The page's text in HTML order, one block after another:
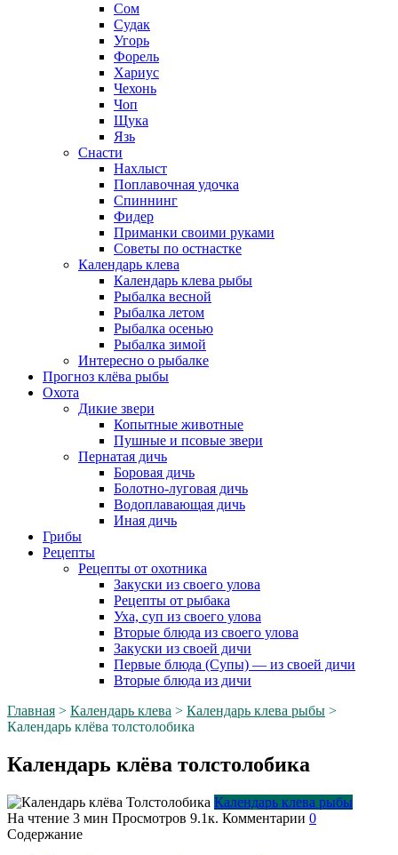
Сом
Судак
Угорь
Форель
Хариус
Чехонь
Чоп
Щука
Язь
Снасти
Нахлыст
Поплавочная удочка
Спиннинг
Фидер
Приманки своими руками
Советы по остнастке
Календарь клева
Календарь клева рыбы
Рыбалка весной
Рыбалка летом
Рыбалка осенью
Рыбалка зимой
Интересно о рыбалке
Прогноз клёва рыбы
Охота
Дикие звери
Копытные животные
Пушные и псовые звери
Пернатая дичь
Боровая дичь
Болотно-луговая дичь
Водоплавающая дичь
Иная дичь
Грибы
Рецепты
Рецепты от охотника
Закуски из своего улова
Рецепты от рыбака
Уха, суп из своего улова
Вторые блюда из своего улова
Закуски из своей дичи
Первые блюда (Супы) — из своей дичи
Вторые блюда из дичи
Главная > Календарь клева > Календарь клева рыбы >
Календарь клёва толстолобика
Календарь клёва толстолобика
Календарь клева рыбы
На чтение 3 мин Просмотров 9.1к. Комментарии 0
Содержание